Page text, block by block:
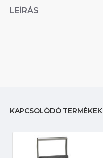
LEÍRÁS
KAPCSOLÓDÓ TERMÉKEK